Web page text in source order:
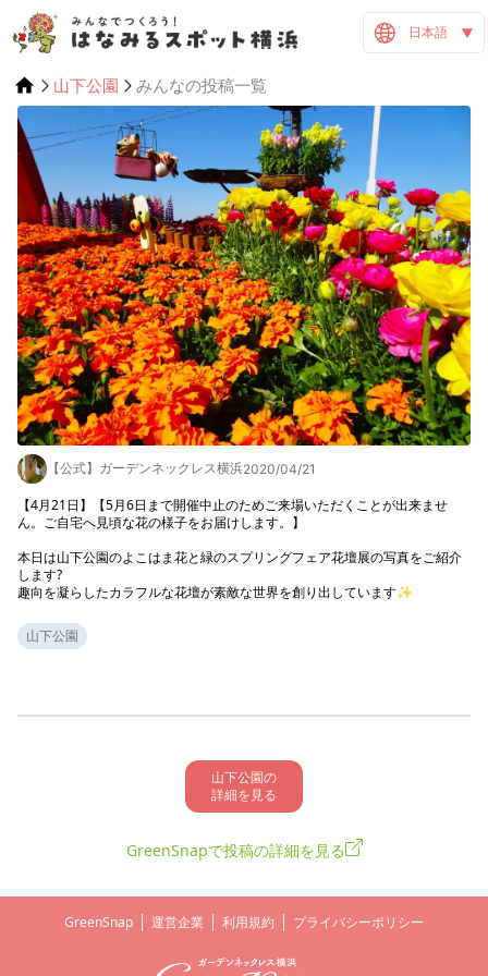
日本語
山下公園 みんなの投稿一覧
【公式】ガーデンネックレス横浜2020/04/21
【4月21日】【5月6日まで開催中止のためご来場いただくことが出来ませ
ん。ご自宅へ見頃な花の様子をお届けします。】
本日は山下公園のよこはま花と緑のスプリングフェア花壇展の写真をご紹介
します?
趣向を凝らしたカラフルな花壇が素敵な世界を創り出しています✨
山下公園
山下公園の
詳細を見る
GreenSnapで投稿の詳細を見る
GreenSnap 運営企業 利用規約 プライバシーポリシー